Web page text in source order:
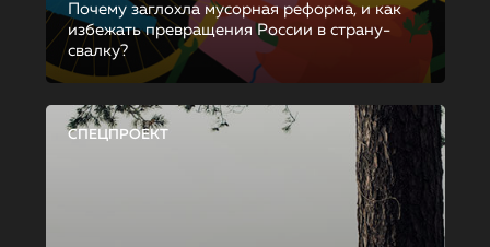
Почему заглохла мусорная реформа, и как
избежать превращения России в страну-
свалку?
СПЕЦПРОЕКТ